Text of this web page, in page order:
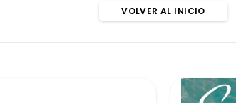
VOLVER AL INICIO